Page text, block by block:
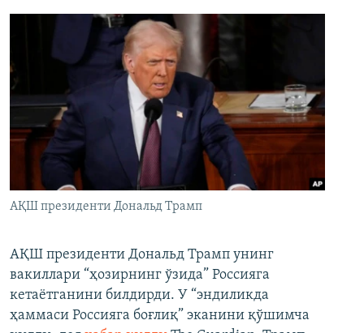
АҚШ президенти Дональд Трамп
АҚШ президенти Дональд Трамп унинг
вакиллари “ҳозирнинг ўзида” Россияга
кетаётганини билдирди. У “эндиликда
ҳаммаси Россияга боғлиқ” эканини қўшимча